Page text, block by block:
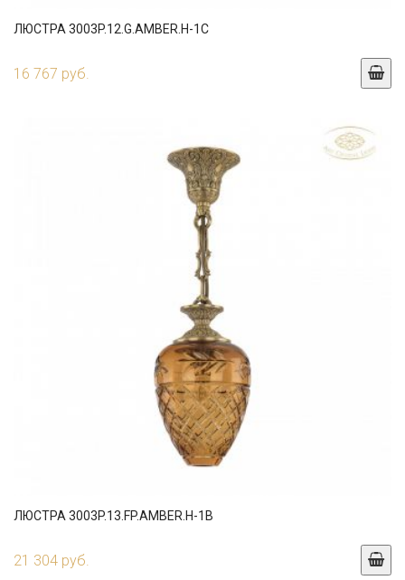
ЛЮСТРА 3003P.12.G.AMBER.H-1C
16 767 руб.
ЛЮСТРА 3003P.13.FP.AMBER.H-1B
21 304 руб.